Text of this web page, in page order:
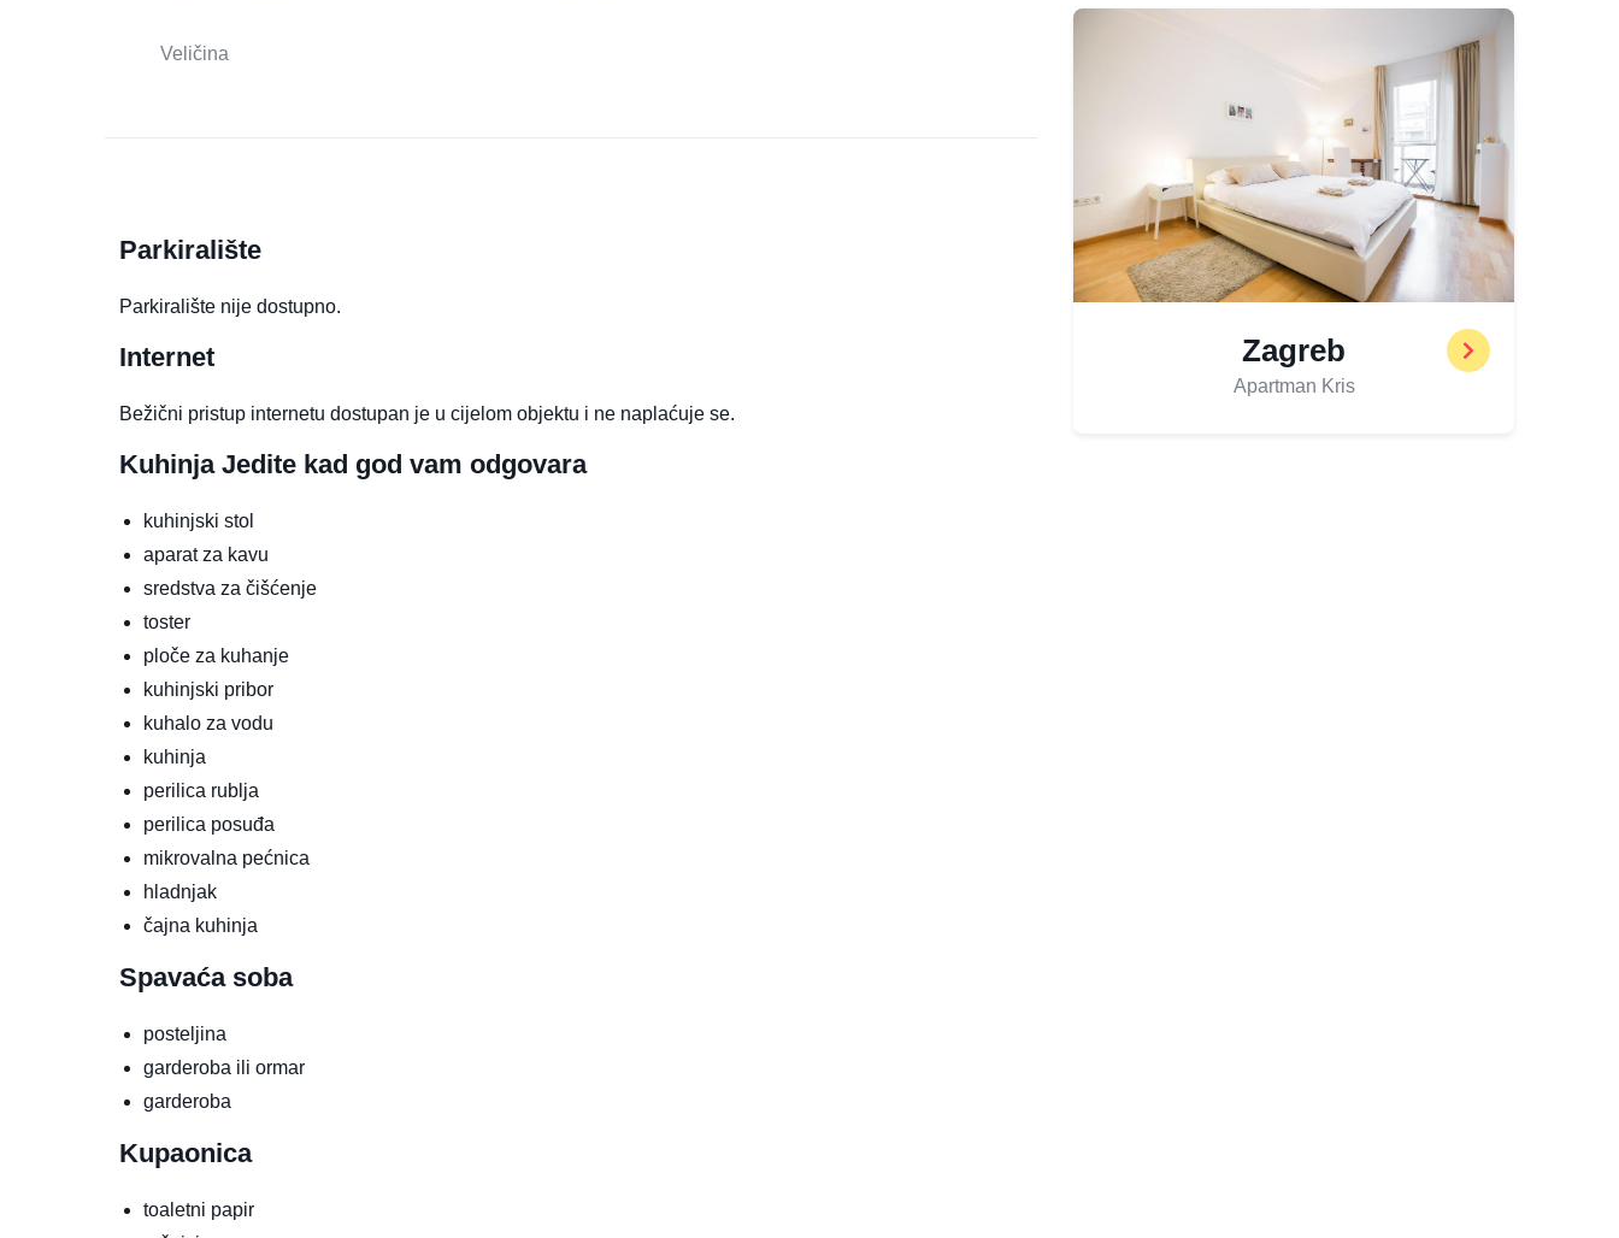
Veličina
Parkiralište
Parkiralište nije dostupno.
Internet
Bežični pristup internetu dostupan je u cijelom objektu i ne naplaćuje se.
Kuhinja Jedite kad god vam odgovara
kuhinjski stol
aparat za kavu
sredstva za čišćenje
toster
ploče za kuhanje
kuhinjski pribor
kuhalo za vodu
kuhinja
perilica rublja
perilica posuđa
mikrovalna pećnica
hladnjak
čajna kuhinja
Spavaća soba
posteljina
garderoba ili ormar
garderoba
Kupaonica
toaletni papir
Zagreb
Apartman Kris